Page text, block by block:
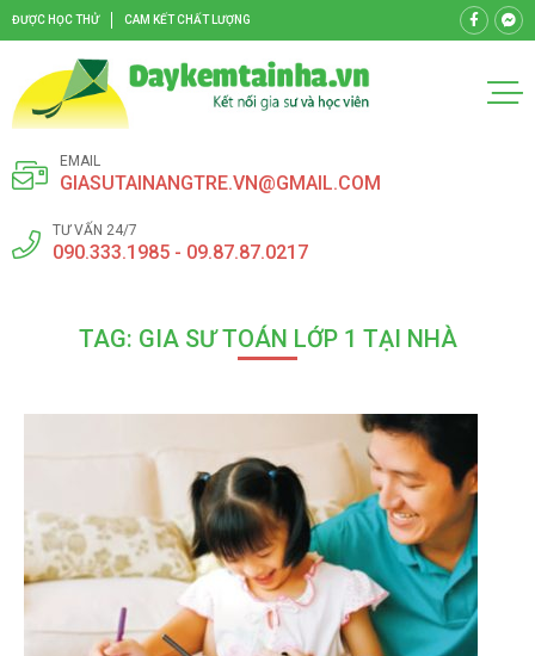
ĐƯỢC HỌC THỬ CAM KẾT CHẤT LƯỢNG
EMAIL
GIASUTAINANGTRE.VN@GMAIL.COM
TƯ VẤN 24/7
090.333.1985 - 09.87.87.0217
TAG: GIA SƯ TOÁN LỚP 1 TẠI NHÀ